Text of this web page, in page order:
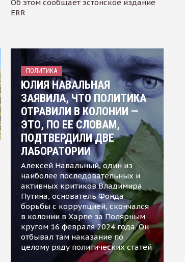
Об этом сообщает эстонское издание
ERR
ПОЛИТИКА
ЮЛИЯ НАВАЛЬНАЯ
ЗАЯВИЛА, ЧТО ПОЛИТИКА
ОТРАВИЛИ В КОЛОНИИ —
ЭТО, ПО ЕЕ СЛОВАМ,
ПОДТВЕРДИЛИ ДВЕ
ЛАБОРАТОРИИ
Алексей Навальный, один из
наиболее последовательных и
активных критиков Владимира
Путина, основатель Фонда
борьбы с коррупцией, скончался
в колонии в Харпе за Полярным
кругом 16 февраля 2024 года. Он
отбывал там наказание по
целому ряду политических статей